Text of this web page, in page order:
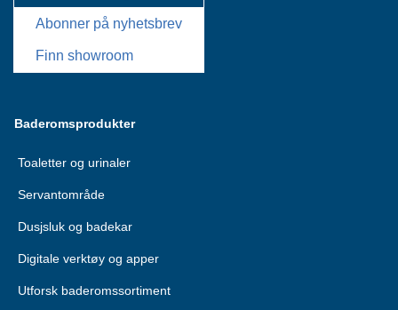
Abonner på nyhetsbrev
Finn showroom
Baderomsprodukter
Toaletter og urinaler
Servantområde
Dusjsluk og badekar
Digitale verktøy og apper
Utforsk baderomssortiment